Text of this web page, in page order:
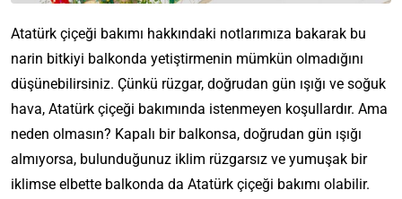
Atatürk çiçeği bakımı hakkındaki notlarımıza bakarak bu
narin bitkiyi balkonda yetiştirmenin mümkün olmadığını
düşünebilirsiniz. Çünkü rüzgar, doğrudan gün ışığı ve soğuk
hava, Atatürk çiçeği bakımında istenmeyen koşullardır. Ama
neden olmasın? Kapalı bir balkonsa, doğrudan gün ışığı
almıyorsa, bulunduğunuz iklim rüzgarsız ve yumuşak bir
iklimse elbette balkonda da Atatürk çiçeği bakımı olabilir.